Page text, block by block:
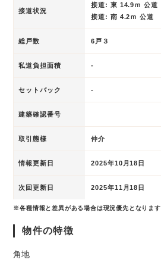
接道状況
接道: 東 14.9ｍ 公道
接道: 南 4.2ｍ 公道
総戸数 6戸３
私道負担面積 -
セットバック -
建築確認番号
取引態様 仲介
情報更新日 2025年10月18日
次回更新日 2025年11月18日
※各種情報と差異がある場合は現況優先となります
物件の特徴
角地